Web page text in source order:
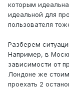
которым
идеальной для
пользователя
Разберем
Например, в
зависимости от
Лондоне же
проехать 2